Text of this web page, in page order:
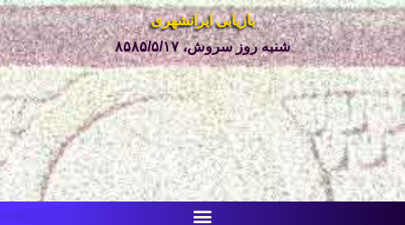
بازیابی ایرانشهری
شنبه روز سروش، ۸۵۸۵/۵/۱۷